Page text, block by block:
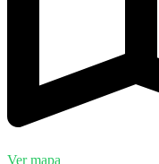
Ver mapa